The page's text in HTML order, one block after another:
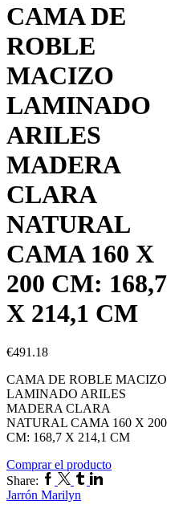
CAMA DE
ROBLE
MACIZO
LAMINADO
ARILES
MADERA
CLARA
NATURAL
CAMA 160 X
200 CM: 168,7
X 214,1 CM
€491.18
CAMA DE ROBLE MACIZO
LAMINADO ARILES
MADERA CLARA
NATURAL CAMA 160 X 200
CM: 168,7 X 214,1 CM
Comprar el producto
Share:
Jarrón Marilyn